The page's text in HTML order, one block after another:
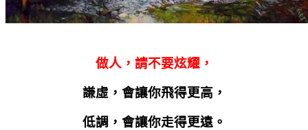
做人，請不要炫耀，
謙虛，會讓你飛得更高，
低調，會讓你走得更遠。